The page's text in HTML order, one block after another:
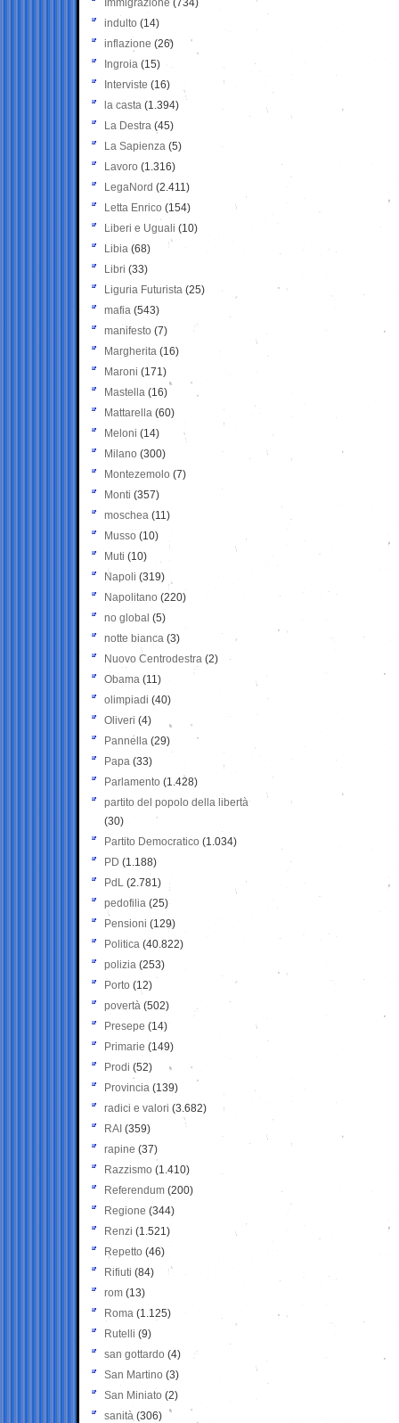
Immigrazione (734)
indulto (14)
inflazione (26)
Ingroia (15)
Interviste (16)
la casta (1.394)
La Destra (45)
La Sapienza (5)
Lavoro (1.316)
LegaNord (2.411)
Letta Enrico (154)
Liberi e Uguali (10)
Libia (68)
Libri (33)
Liguria Futurista (25)
mafia (543)
manifesto (7)
Margherita (16)
Maroni (171)
Mastella (16)
Mattarella (60)
Meloni (14)
Milano (300)
Montezemolo (7)
Monti (357)
moschea (11)
Musso (10)
Muti (10)
Napoli (319)
Napolitano (220)
no global (5)
notte bianca (3)
Nuovo Centrodestra (2)
Obama (11)
olimpiadi (40)
Oliveri (4)
Pannella (29)
Papa (33)
Parlamento (1.428)
partito del popolo della libertà
(30)
Partito Democratico (1.034)
PD (1.188)
PdL (2.781)
pedofilia (25)
Pensioni (129)
Politica (40.822)
polizia (253)
Porto (12)
povertà (502)
Presepe (14)
Primarie (149)
Prodi (52)
Provincia (139)
radici e valori (3.682)
RAI (359)
rapine (37)
Razzismo (1.410)
Referendum (200)
Regione (344)
Renzi (1.521)
Repetto (46)
Rifiuti (84)
rom (13)
Roma (1.125)
Rutelli (9)
san gottardo (4)
San Martino (3)
San Miniato (2)
sanità (306)